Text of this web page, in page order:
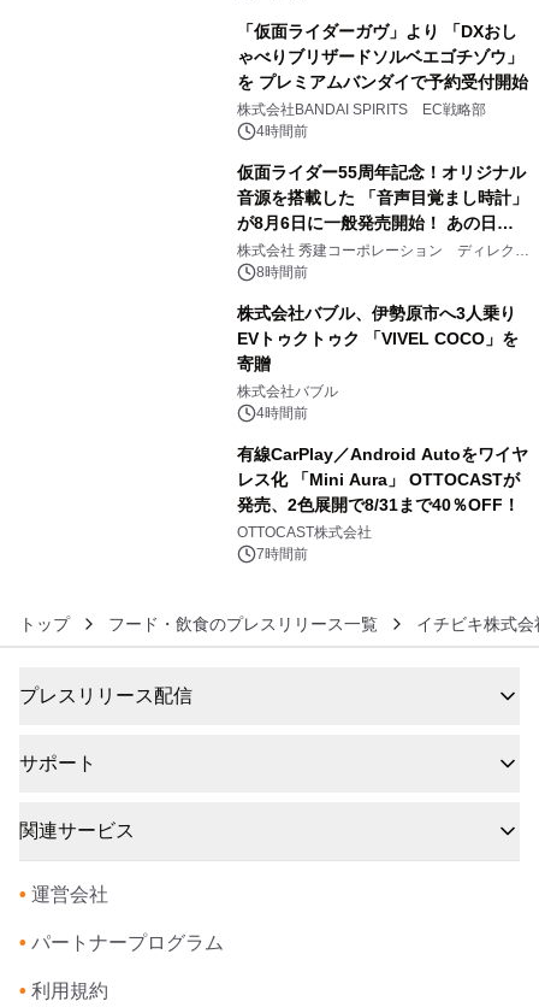
「仮面ライダーガヴ」より 「DXおし
ゃべりブリザードソルベエゴチゾウ」
を プレミアムバンダイで予約受付開始
株式会社BANDAI SPIRITS EC戦略部
4時間前
仮面ライダー55周年記念！オリジナル
音源を搭載した 「音声目覚まし時計」
が8月6日に一般発売開始！ あの日の
大興奮が今甦る
株式会社 秀建コーポレーション ディレクト
アートギャラリー
8時間前
株式会社バブル、伊勢原市へ3人乗り
EVトゥクトゥク 「VIVEL COCO」を
寄贈
株式会社バブル
4時間前
有線CarPlay／Android Autoをワイヤ
レス化 「Mini Aura」 OTTOCASTが
発売、2色展開で8/31まで40％OFF！
OTTOCAST株式会社
7時間前
トップ フード・飲食のプレスリリース一覧 イチビキ株式会
プレスリリース配信
サポート
関連サービス
• 運営会社
• パートナープログラム
• 利用規約